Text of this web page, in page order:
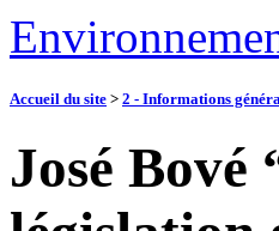
Accueil du site > 2 - Informations
José Bové